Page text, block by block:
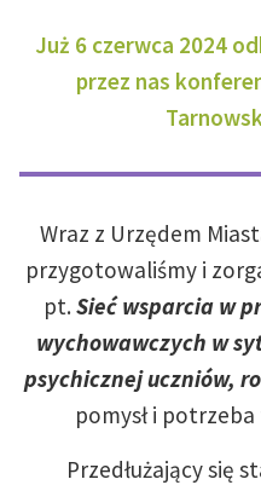
Już 6 czerwca 2024
przez nas
Wraz z Urzędem
przygotowaliśmy i
pt.Sieć wsparcia w
wychowawczych w
psychicznej uczniów,
pomysł i
Przedłużający się